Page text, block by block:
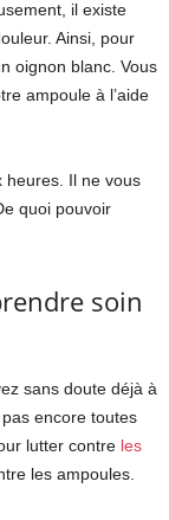
il existe
Ainsi, pour
oignon blanc. Vous
ampoule à l’aide
heures. Il ne vous
quoi pouvoir
soin
sans doute déjà à
encore toutes
lutter contre les
les ampoules.